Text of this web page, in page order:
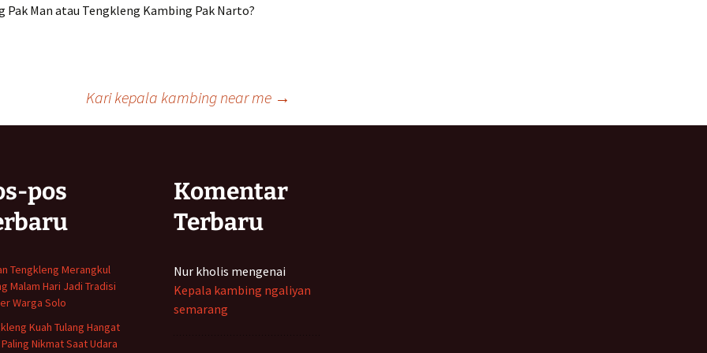
Pak Man atau Tengkleng Kambing Pak Narto?
Kari kepala kambing near me →
pos
Tengkleng Merangkul
Malam Hari Jadi Tradisi
Warga Solo
Kuah Tulang Hangat
Nikmat Saat Udara
Komentar
Terbaru
Nur kholis mengenai
Kepala kambing ngaliyan
semarang